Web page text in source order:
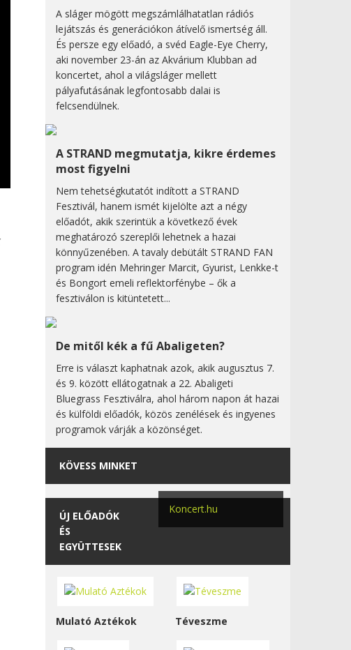
A sláger mögött megszámlálhatatlan rádiós
lejátszás és generációkon átívelő ismertség áll.
És persze egy előadó, a svéd Eagle-Eye Cherry,
aki november 23-án az Akvárium Klubban ad
koncertet, ahol a világsláger mellett
pályafutásának legfontosabb dalai is
felcsendülnek.
A STRAND megmutatja, kikre érdemes
most figyelni
Nem tehetségkutatót indított a STRAND
Fesztivál, hanem ismét kijelölte azt a négy
előadót, akik szerintük a következő évek
meghatározó szereplői lehetnek a hazai
könnyűzenében. A tavaly debütált STRAND FAN
program idén Mehringer Marcit, Gyurist, Lenkke-t
és Bongort emeli reflektorfénybe – ők a
fesztiválon is kitüntetett...
De mitől kék a fű Abaligeten?
Erre is választ kaphatnak azok, akik augusztus 7.
és 9. között ellátogatnak a 22. Abaligeti
Bluegrass Fesztiválra, ahol három napon át hazai
és külföldi előadók, közös zenélések és ingyenes
programok várják a közönséget.
KÖVESS MINKET
Koncert.hu
ÚJ ELŐADÓK
ÉS
EGYÜTTESEK
Mulató Aztékok Téveszme